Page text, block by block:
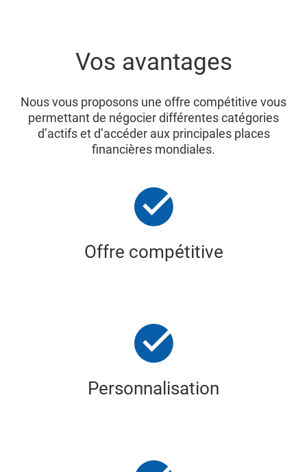
Vos avantages
Nous vous proposons une offre compétitive vous
permettant de négocier différentes catégories
d’actifs et d’accéder aux principales places
financières mondiales.
Offre compétitive
Personnalisation